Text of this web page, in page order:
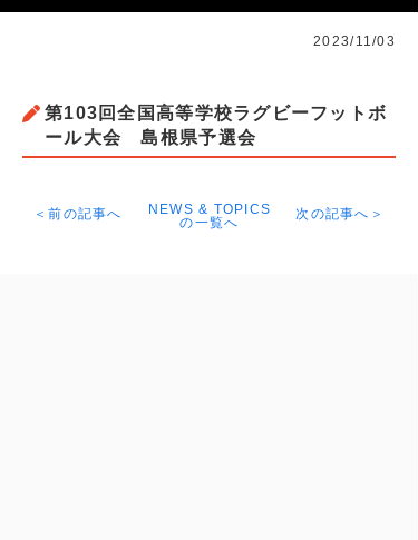
2023/11/03
第103回全国高等学校ラグビーフットボ
ール大会 島根県予選会
＜前の記事へ
NEWS & TOPICS
の一覧へ
次の記事へ＞